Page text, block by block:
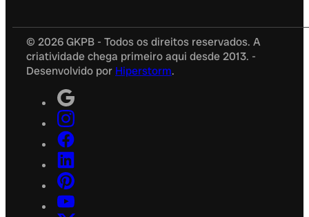
© 2026 GKPB - Todos os direitos reservados. A
criatividade chega primeiro aqui desde 2013. -
Desenvolvido por Hiperstorm.